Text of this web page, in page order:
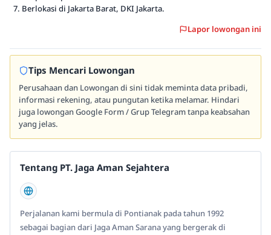
Berlokasi di Jakarta Barat, DKI Jakarta.
Lapor lowongan ini
Tips Mencari Lowongan
Perusahaan dan Lowongan di sini tidak meminta data pribadi,
informasi rekening, atau pungutan ketika melamar. Hindari
juga lowongan Google Form / Grup Telegram tanpa keabsahan
yang jelas.
Tentang PT. Jaga Aman Sejahtera
Perjalanan kami bermula di Pontianak pada tahun 1992
sebagai bagian dari Jaga Aman Sarana yang bergerak di